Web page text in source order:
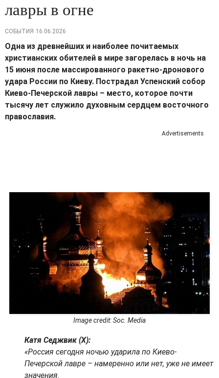
лавры в огне
СОБЫТИЯ 16.06.2026
Одна из древнейших и наиболее почитаемых
христианских обителей в мире загорелась в ночь на
15 июня после массированного ракетно-дронового
удара России по Киеву. Пострадал Успенский собор
Киево-Печерской лавры – место, которое почти
тысячу лет служило духовным сердцем восточного
православия.
Advertisements
Image credit: Soc. Media
Катя Седжвик (X):
«Россия сегодня ночью ударила по Киево-
Печерской лавре – намеренно или нет, уже не имеет
значения.